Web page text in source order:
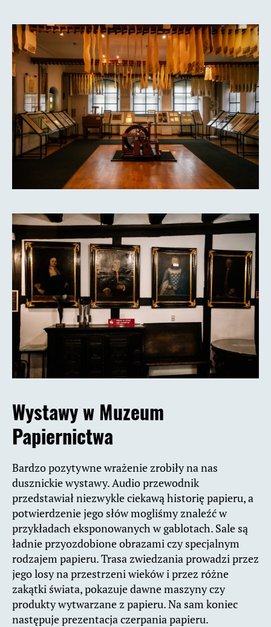
Wystawy w Muzeum
Papiernictwa
Bardzo pozytywne wrażenie zrobiły na nas
dusznickie wystawy. Audio przewodnik
przedstawiał niezwykle ciekawą historię papieru, a
potwierdzenie jego słów mogliśmy znaleźć w
przykładach eksponowanych w gablotach. Sale są
ładnie przyozdobione obrazami czy specjalnym
rodzajem papieru. Trasa zwiedzania prowadzi przez
jego losy na przestrzeni wieków i przez różne
zakątki świata, pokazuje dawne maszyny czy
produkty wytwarzane z papieru. Na sam koniec
następuje prezentacja czerpania papieru.